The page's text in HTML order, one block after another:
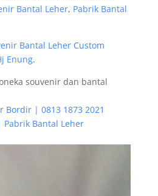
Bantal Leher, Pabrik Bantal
Bantal Leher Custom
Enung.
souvenir dan bantal
Bordir | 0813 1873 2021
Bantal Leher